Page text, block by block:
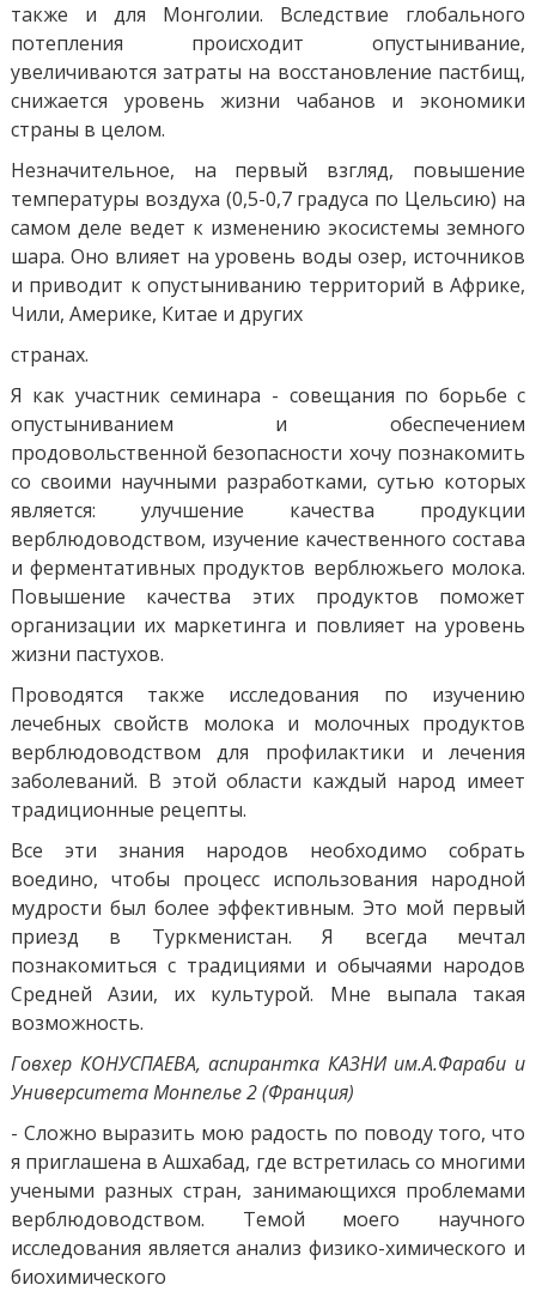
также и для Монголии. Вследствие глобального
потепления происходит опустынивание,
увеличиваются затраты на восстановление пастбищ,
снижается уровень жизни чабанов и экономики
страны в целом.
Незначительное, на первый взгляд, повышение
температуры воздуха (0,5-0,7 градуса по Цельсию) на
самом деле ведет к изменению экосистемы земного
шара. Оно влияет на уровень воды озер, источников
и приводит к опустыниванию территорий в Африке,
Чили, Америке, Китае и других
странах.
Я как участник семинара - совещания по борьбе с
опустыниванием и обеспечением
продовольственной безопасности хочу познакомить
со своими научными разработками, сутью которых
является: улучшение качества продукции
верблюдоводством, изучение качественного состава
и ферментативных продуктов верблюжьего молока.
Повышение качества этих продуктов поможет
организации их маркетинга и повлияет на уровень
жизни пастухов.
Проводятся также исследования по изучению
лечебных свойств молока и молочных продуктов
верблюдоводством для профилактики и лечения
заболеваний. В этой области каждый народ имеет
традиционные рецепты.
Все эти знания народов необходимо собрать
воедино, чтобы процесс использования народной
мудрости был более эффективным. Это мой первый
приезд в Туркменистан. Я всегда мечтал
познакомиться с традициями и обычаями народов
Средней Азии, их культурой. Мне выпала такая
возможность.
Говхер КОНУСПАЕВА, аспирантка КАЗНИ им.А.Фараби и
Университета Монпелье 2 (Франция)
- Сложно выразить мою радость по поводу того, что
я приглашена в Ашхабад, где встретилась со многими
учеными разных стран, занимающихся проблемами
верблюдоводством. Темой моего научного
исследования является анализ физико-химического и
биохимического